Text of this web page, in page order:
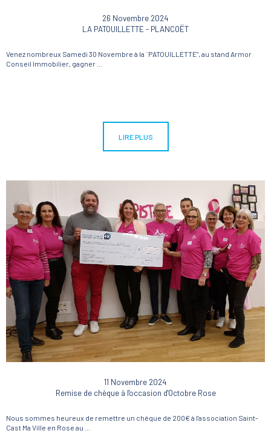
26 Novembre 2024
LA PATOUILLETTE - PLANCOËT
Venez nombreux Samedi 30 Novembre à la ¨PATOUILLETTE", au stand Armor
Conseil Immobilier, gagner ...
LIRE PLUS
11 Novembre 2024
Remise de chèque à l'occasion d'Octobre Rose
Nous sommes heureux de remettre un chèque de 200€ à l'association Saint-
Cast Ma Ville en Rose au ...